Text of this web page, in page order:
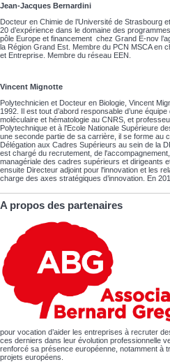
Jean-Jacques Bernardini
Docteur en Chimie de l’Université de Strasbourg
20 d’expérience dans le domaine des
pôle Europe et financement chez Grand E-nov
la Région Grand Est. Membre du PCN MSCA en
et Entreprise. Membre du réseau EEN.
Vincent Mignotte
Polytechnicien et Docteur en Biologie, Vincent
1992. Il est tout d’abord responsable d’une
moléculaire et hématologie au CNRS, et
Polytechnique et à l'Ecole Nationale Supérieure
une seconde partie de sa carrière, il se forme au
Délégation aux Cadres Supérieurs au sein de la
est chargé du recrutement, de
managériale des cadres supérieurs et dirigeants
ensuite Directeur adjoint pour l'innovation et les
charge des axes stratégiques d’innovation. En
A propos des partenaires
pour vocation d’aider les entreprises à recruter
ces derniers dans leur évolution professionnelle
renforcé sa présence européenne, notamment à
projets européens.